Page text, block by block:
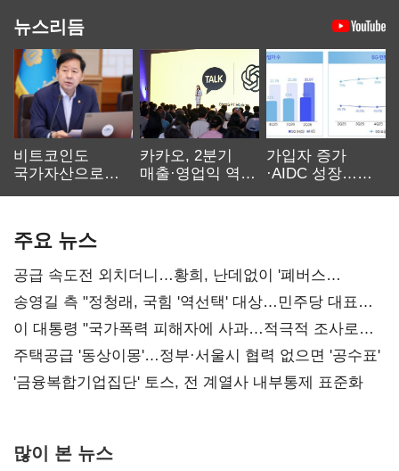
뉴스리듬
비트코인도
국가자산으로…'
카카오, 2분기
매출·영업익 역대
가입자 증가
·AIDC 성장…
주요 뉴스
공급 속도전 외치더니…황희, 난데없이 '폐버스
리모델링' 제안
송영길 측 "정청래, 국힘 '역선택' 대상…민주당 대표로
총선 지휘 못해"
이 대통령 "국가폭력 피해자에 사과…적극적 조사로
진실 밝혀야"
주택공급 '동상이몽'…정부·서울시 협력 없으면 '공수표'
'금융복합기업집단' 토스, 전 계열사 내부통제 표준화
많이 본 뉴스